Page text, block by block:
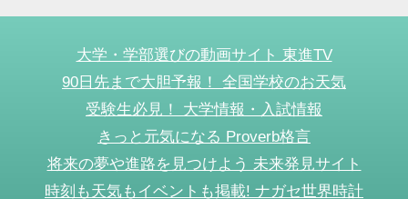
大学・学部選びの動画サイト 東進TV
90日先まで大胆予報！ 全国学校のお天気
受験生必見！ 大学情報・入試情報
きっと元気になる Proverb格言
将来の夢や進路を見つけよう 未来発見サイト
時刻も天気もイベントも掲載! ナガセ世界時計